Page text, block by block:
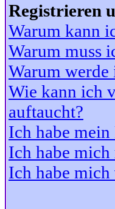
Registrieren
Warum kann
Warum muss
Warum werde
Wie kann ich
auftaucht?
Ich habe
Ich habe
Ich habe